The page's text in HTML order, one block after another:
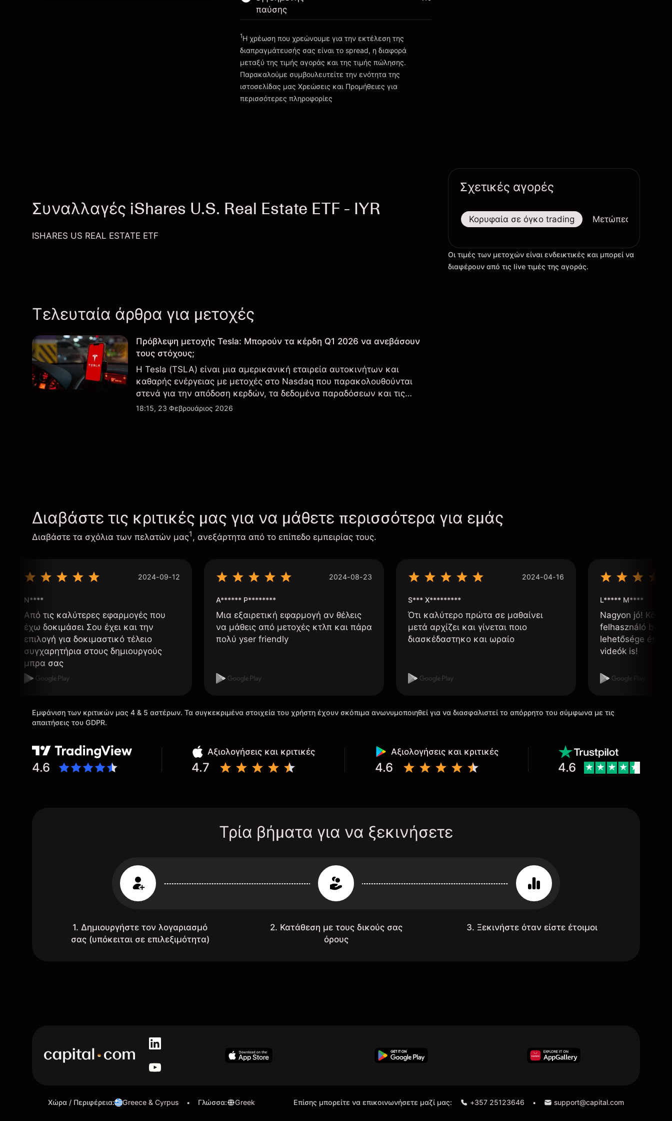
Πηγαίνετε στην πλατφόρμα
παύσης
Χρεώσεις και Τέλη
1Η χρέωση που χρεώνουμε για την εκτέλεση της
διαπραγμάτευσής σας είναι το spread, η διαφορά
μεταξύ της τιμής αγοράς και της τιμής πώλησης.
Παρακαλούμε συμβουλευτείτε την ενότητα της
ιστοσελίδας μας Χρεώσεις και Προμήθειες για
περισσότερες πληροφορίες
Συναλλαγές iShares U.S. Real Estate ETF - IYR
ISHARES US REAL ESTATE ETF
Τελευταία άρθρα για μετοχές
Πρόβλεψη μετοχής Tesla: Μπορούν τα κέρδη Q1 2026 να ανεβάσουν
τους στόχους;
Η Tesla (TSLA) είναι μια αμερικανική εταιρεία αυτοκινήτων και
καθαρής ενέργειας με μετοχές στο Nasdaq που παρακολουθούνται
στενά για την απόδοση κερδών, τα δεδομένα παραδόσεων και τις
εξελίξεις στην τεχνολογία και την παραγωγή.
18:15, 23 Φεβρουάριος 2026
Σχετικές αγορές
Κορυφαία σε όγκο trading Μετώπες
Οι τιμές των μετοχών είναι ενδεικτικές και μπορεί να
διαφέρουν από τις live τιμές της αγοράς.
Διαβάστε τις κριτικές μας για να μάθετε περισσότερα για εμάς
Διαβάστε τα σχόλια των πελατών μας1, ανεξάρτητα από το επίπεδο εμπειρίας τους.
2024-09-12
N****
Από τις καλύτερες εφαρμογές που
έχω δοκιμάσει Σου έχει και την
επιλογή για δοκιμαστικό τέλειο
συγχαρητήρια στους δημιουργούς
μπρα σας
2024-08-23
A****** P********
Μια εξαιρετική εφαρμογή αν θέλεις
να μάθεις από μετοχές κτλπ και πάρα
πολύ yser friendly
2024-04-16
S*** X*********
Ότι καλύτερο πρώτα σε μαθαίνει
μετά αρχίζει και γίνεται ποιο
διασκέδαστηκο και ωραίο
L***** M****
Nagyon jó!
felhasználó
lehetősége és,
videók is!
Εμφάνιση των κριτικών μας 4 & 5 αστέρων. Τα συγκεκριμένα στοιχεία του χρήστη έχουν σκόπιμα ανωνυμοποιηθεί για να διασφαλιστεί το απόρρητο του σύμφωνα με τις
απαιτήσεις του GDPR.
4.6
Αξιολογήσεις και κριτικές
4.7
Αξιολογήσεις και κριτικές
4.6 4.6
Τρία βήματα για να ξεκινήσετε
1. Δημιουργήστε τον λογαριασμό
σας (υπόκειται σε επιλεξιμότητα)
2. Κατάθεση με τους δικούς σας
όρους
3. Ξεκινήστε όταν είστε έτοιμοι
Χώρα / Περιφέρεια: Greece & Cyrpus • Γλώσσα: Greek Επίσης μπορείτε να επικοινωνήσετε μαζί μας: +357 25123646 • support@capital.com